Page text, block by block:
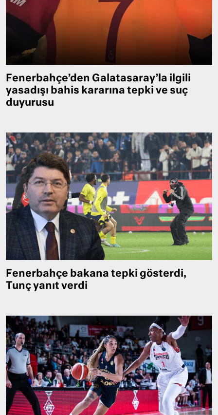
Fenerbahçe’den Galatasaray’la ilgili
yasadışı bahis kararına tepki ve suç
duyurusu
Fenerbahçe bakana tepki gösterdi,
Tunç yanıt verdi